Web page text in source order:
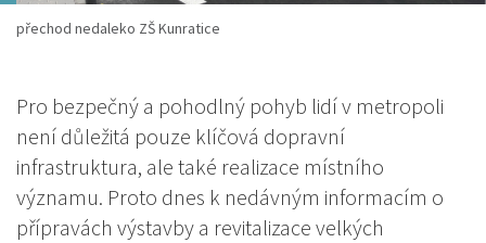
přechod nedaleko ZŠ Kunratice
Pro bezpečný a pohodlný pohyb lidí v metropoli
není důležitá pouze klíčová dopravní
infrastruktura, ale také realizace místního
významu. Proto dnes k nedávným informacím o
přípravách výstavby a revitalizace velkých